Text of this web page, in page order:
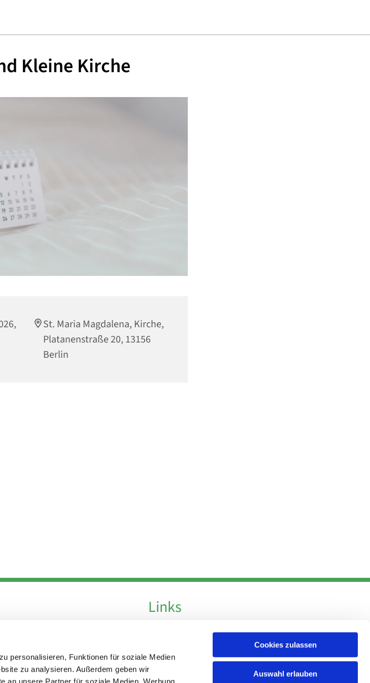
personalisieren, Funktionen für soziale Medien
zu analysieren. Außerdem geben wir
Cookies zulassen
Auswahl erlauben
Kleine Kirche
St. Maria Magdalena, Kirche,
Platanenstraße 20, 13156
Berlin
von-avila-berlin.de
Links
Impressum